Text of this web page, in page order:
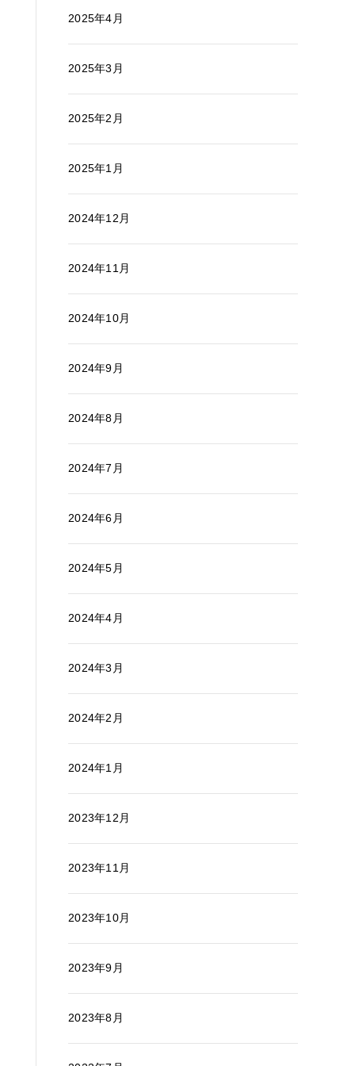
2025年4月
2025年3月
2025年2月
2025年1月
2024年12月
2024年11月
2024年10月
2024年9月
2024年8月
2024年7月
2024年6月
2024年5月
2024年4月
2024年3月
2024年2月
2024年1月
2023年12月
2023年11月
2023年10月
2023年9月
2023年8月